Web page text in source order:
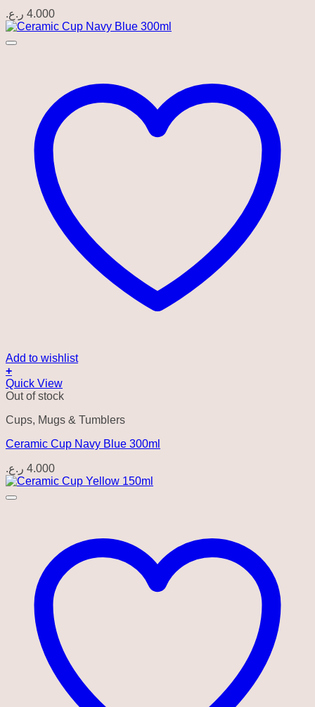
4.000 ر.ع.
Add to wishlist
+
Quick View
Out of stock
Cups, Mugs & Tumblers
Ceramic Cup Navy Blue 300ml
4.000 ر.ع.